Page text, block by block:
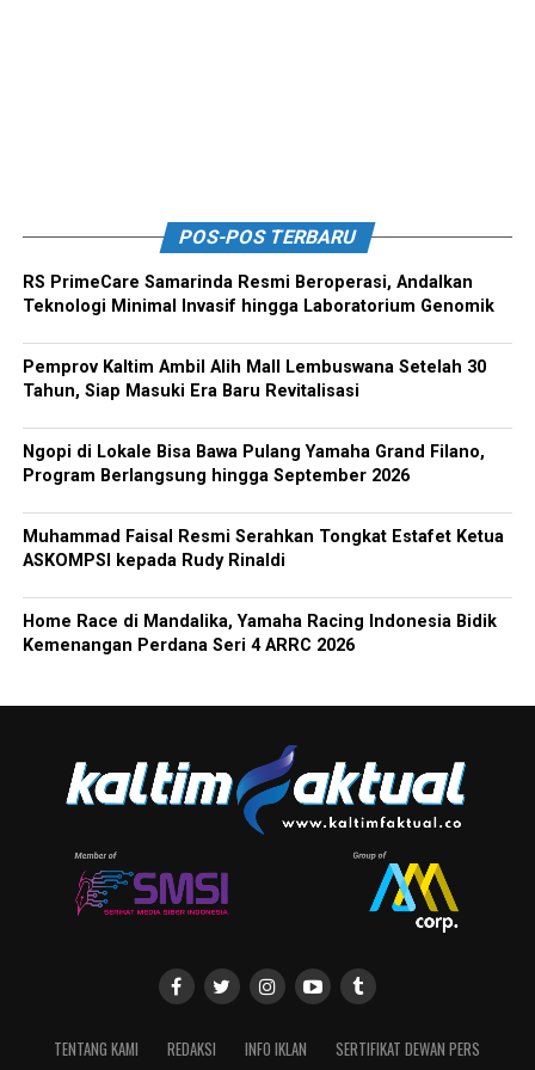
POS-POS TERBARU
RS PrimeCare Samarinda Resmi Beroperasi, Andalkan
Teknologi Minimal Invasif hingga Laboratorium Genomik
Pemprov Kaltim Ambil Alih Mall Lembuswana Setelah 30
Tahun, Siap Masuki Era Baru Revitalisasi
Ngopi di Lokale Bisa Bawa Pulang Yamaha Grand Filano,
Program Berlangsung hingga September 2026
Muhammad Faisal Resmi Serahkan Tongkat Estafet Ketua
ASKOMPSI kepada Rudy Rinaldi
Home Race di Mandalika, Yamaha Racing Indonesia Bidik
Kemenangan Perdana Seri 4 ARRC 2026
TENTANG KAMI REDAKSI INFO IKLAN
SERTIFIKAT DEWAN PERS